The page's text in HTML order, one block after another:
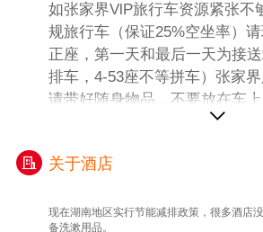
如张家界VlP旅行车资源紧张不
规旅行车（保证25%空坐率）
正座，第一天和最后一天为接
排车，4-53座不等拼车）张家
请带好随身物品，不要放在车上
关于酒店
现在湖南地区实行节能减排政策，很多酒店
备洗漱用品。